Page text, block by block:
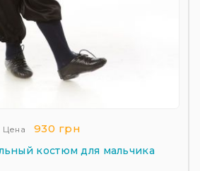
Цена 930 грн
костюм для мальчика